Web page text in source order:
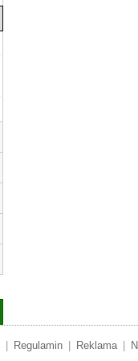
Regulamin Reklama